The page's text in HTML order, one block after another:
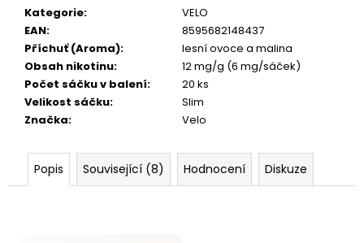
Kategorie:
VELO
EAN:
8595682148437
Příchuť (Aroma):
lesní ovoce a malina
Obsah nikotinu:
12 mg/g (6 mg/sáček)
Počet sáčku v balení:
20 ks
Velikost sáčku:
Slim
Značka: Velo
Popis Související (8) Hodnocení Diskuze
SUMMER
MIX
59
Kč
Původně:
99
Kč